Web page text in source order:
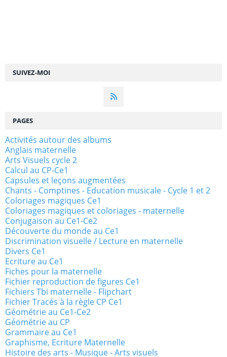
SUIVEZ-MOI
PAGES
Activités autour des albums
Anglais maternelle
Arts Visuels cycle 2
Calcul au CP-Ce1
Capsules et leçons augmentées
Chants - Comptines - Education musicale - Cycle 1 et 2
Coloriages magiques Ce1
Coloriages magiques et coloriages - maternelle
Conjugaison au Ce1-Ce2
Découverte du monde au Ce1
Discrimination visuelle / Lecture en maternelle
Divers Ce1
Ecriture au Ce1
Fiches pour la maternelle
Fichier reproduction de figures Ce1
Fichiers Tbi maternelle - Flipchart
Fichier Tracés à la règle CP Ce1
Géométrie au Ce1-Ce2
Géométrie au CP
Grammaire au Ce1
Graphisme, Ecriture Maternelle
Histoire des arts - Musique - Arts visuels